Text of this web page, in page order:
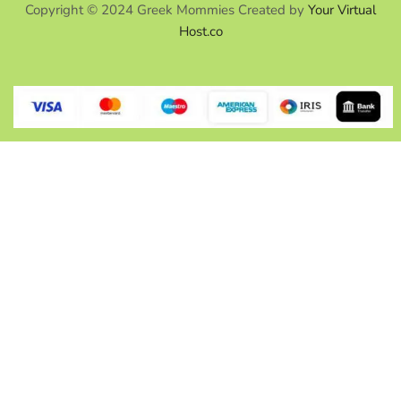
Copyright © 2024 Greek Mommies Created by Your Virtual
Host.co